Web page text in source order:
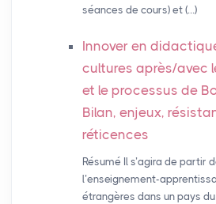
séances de cours) et (…)
Innover en
cultures après/avec
et le processus de
Bilan, enjeux,
réticences
Résumé Il s’agira de partir
l’enseignement-
étrangères dans un pays du